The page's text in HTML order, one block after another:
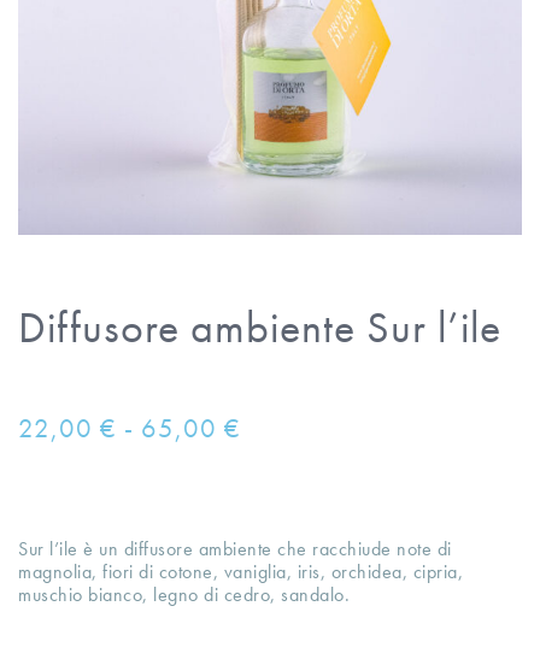
Diffusore ambiente Sur l’ile
22,00 € - 65,00 €
Sur l’ile è un diffusore ambiente che racchiude note di
magnolia, fiori di cotone, vaniglia, iris, orchidea, cipria,
muschio bianco, legno di cedro, sandalo.